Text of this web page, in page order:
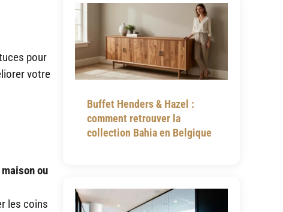
pour
votre
maison ou
les coins
Buffet Henders & Hazel :
comment retrouver la
collection Bahia en Belgique